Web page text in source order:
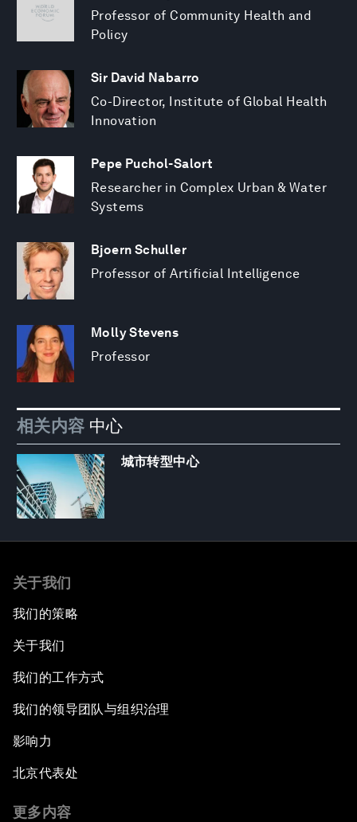
Professor of Community Health and
Policy
Sir David Nabarro
Co-Director, Institute of Global Health
Innovation
Pepe Puchol-Salort
Researcher in Complex Urban & Water
Systems
Bjoern Schuller
Professor of Artificial Intelligence
Molly Stevens
Professor
相关内容 中心
城市转型中心
关于我们
我们的策略
关于我们
我们的工作方式
我们的领导团队与组织治理
影响力
北京代表处
更多内容